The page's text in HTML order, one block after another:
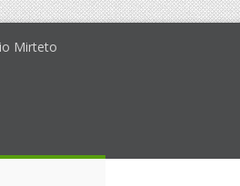
Mirteto